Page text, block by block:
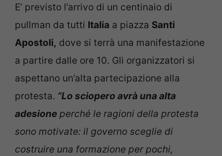
E’ previsto l’arrivo di un centinaio di
pullman da tutti Italia a piazza Santi
Apostoli, dove si terrà una manifestazione
a partire dalle ore 10. Gli organizzatori si
aspettano un’alta partecipazione alla
protesta. “Lo sciopero avrà una alta
adesione perché le ragioni della protesta
sono motivate: il governo sceglie di
costruire una formazione per pochi,